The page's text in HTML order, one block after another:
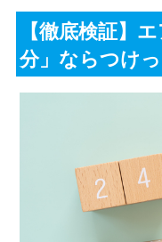
【徹底検証】
分」ならつけ